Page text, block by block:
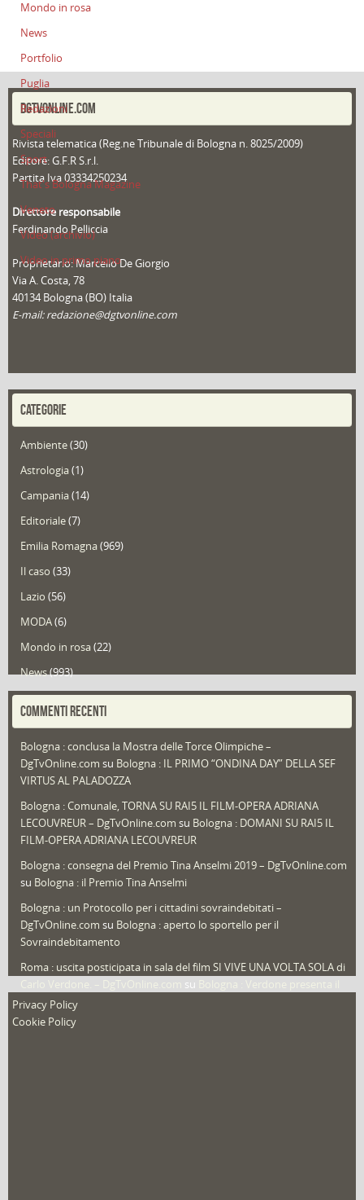
Mondo in rosa
News
Portfolio
Puglia
Redazioni
Speciali
Sport
That's Bologna Magazine
Veneto
Video (archivio)
Video in primo piano
DGTVONLINE.COM
Rivista telematica (Reg.ne Tribunale di Bologna n. 8025/2009)
Editore: G.F.R S.r.l.
Partita Iva 03334250234
Direttore responsabile
Ferdinando Pelliccia
Proprietario: Marcello De Giorgio
Via A. Costa, 78
40134 Bologna (BO) Italia
E-mail: redazione@dgtvonline.com
CATEGORIE
Ambiente(30)
Astrologia(1)
Campania(14)
Editoriale(7)
Emilia Romagna(969)
Il caso (33)
Lazio (56)
MODA(6)
Mondo in rosa(22)
News(993)
Portfolio(1)
Redazioni(1.050)
Speciali (22)
Sport
That's Bologna Magazine(25)
Video (archivio) (263)
COMMENTI RECENTI
Bologna : conclusa la Mostra delle Torce Olimpiche –
DgTvOnline.com su Bologna : IL PRIMO “ONDINA DAY” DELLA SEF
VIRTUS AL PALADOZZA
Bologna : Comunale, TORNA SU RAI5 IL FILM-OPERA ADRIANA
LECOUVREUR – DgTvOnline.com su Bologna : DOMANI SU RAI5 IL
FILM-OPERA ADRIANA LECOUVREUR
Bologna : consegna del Premio Tina Anselmi 2019 – DgTvOnline.com
su Bologna : il Premio Tina Anselmi
Bologna : un Protocollo per i cittadini sovraindebitati –
DgTvOnline.com su Bologna : aperto lo sportello per il
Sovraindebitamento
Roma : uscita posticipata in sala del film SI VIVE UNA VOLTA SOLA di
su
nuovo film
Privacy Policy
Cookie Policy